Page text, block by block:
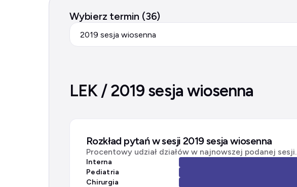
Wybierz termin (36)
2019 sesja wiosenna
LEK / 2019 sesja wiosenna
Rozkład pytań w sesji 2019 sesja wiosenna
Procentowy udział działów w najnowszej podanej sesji.
Interna
Pediatria
Chirurgia